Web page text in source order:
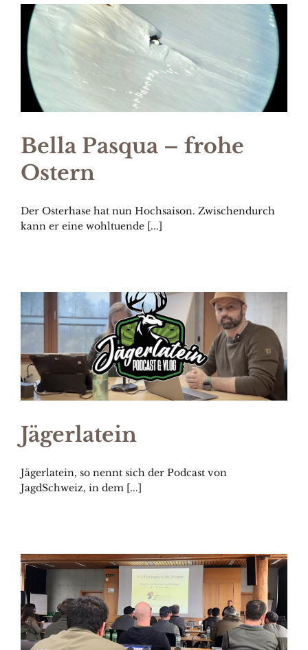
Bella Pasqua – frohe
Ostern
Der Osterhase hat nun Hochsaison. Zwischendurch
kann er eine wohltuende [...]
Jägerlatein
Jägerlatein, so nennt sich der Podcast von
JagdSchweiz, in dem [...]